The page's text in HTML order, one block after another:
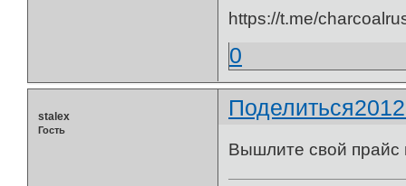
https://t.me/
0
Поделиться
stalex
Гость
Вышлите свой прайс